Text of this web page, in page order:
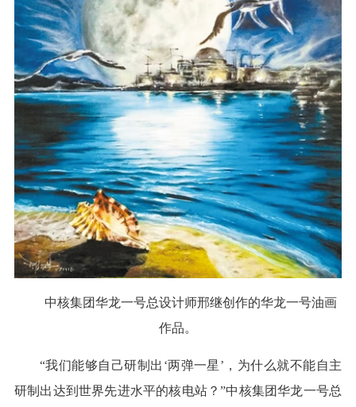
中核集团华龙一号总设计师邢继创作的华龙一号油画
作品。
“我们能够自己研制出‘两弹一星’，为什么就不能自主
研制出达到世界先进水平的核电站？”中核集团华龙一号总